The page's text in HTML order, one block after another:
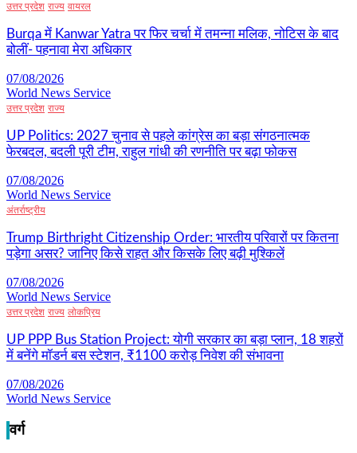
उत्तर प्रदेश राज्य वायरल
Burqa में Kanwar Yatra पर फिर चर्चा में तमन्ना मलिक, नोटिस के बाद
बोलीं- पहनावा मेरा अधिकार
07/08/2026
World News Service
उत्तर प्रदेश राज्य
UP Politics: 2027 चुनाव से पहले कांग्रेस का बड़ा संगठनात्मक
फेरबदल, बदली पूरी टीम, राहुल गांधी की रणनीति पर बढ़ा फोकस
07/08/2026
World News Service
अंतर्राष्ट्रीय
Trump Birthright Citizenship Order: भारतीय परिवारों पर कितना
पड़ेगा असर? जानिए किसे राहत और किसके लिए बढ़ी मुश्किलें
07/08/2026
World News Service
उत्तर प्रदेश राज्य लोकप्रिय
UP PPP Bus Station Project: योगी सरकार का बड़ा प्लान, 18 शहरों
में बनेंगे मॉडर्न बस स्टेशन, ₹1100 करोड़ निवेश की संभावना
07/08/2026
World News Service
वर्ग